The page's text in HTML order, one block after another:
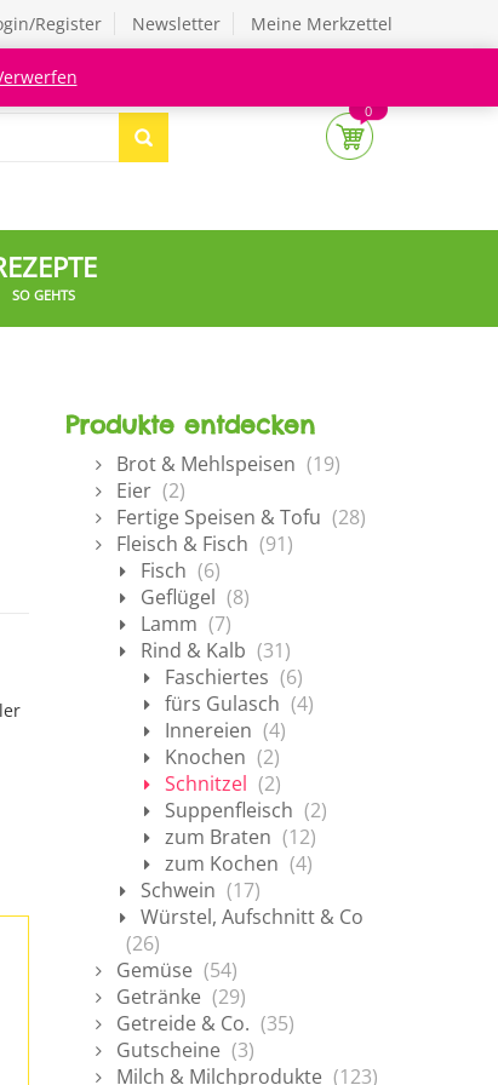
Register Newsletter Meine Merkzettel
0
SO GEHTS
Produkte entdecken
Brot & Mehlspeisen (19)
Eier (2)
Fertige Speisen & Tofu (28)
Fleisch & Fisch (91)
Fisch (6)
Geflügel (8)
Lamm (7)
Rind & Kalb (31)
Faschiertes (6)
fürs Gulasch (4)
Innereien (4)
Knochen (2)
Schnitzel (2)
Suppenfleisch (2)
zum Braten (12)
zum Kochen (4)
Schwein (17)
Würstel, Aufschnitt & Co
(26)
Gemüse (54)
Getränke (29)
Getreide & Co. (35)
Gutscheine (3)
Milch & Milchprodukte (123)